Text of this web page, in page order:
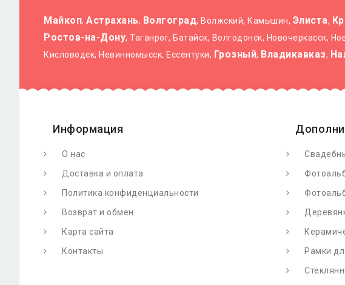
Майкоп, Астрахань, Волгоград, Волжский, Камышин, Элиста,
Ростов-на-Дону, Таганрог, Батайск, Волгодонск, Новочеркасск,
Кисловодск, Невинномысск, Ессентуки, Грозный, Владикавказ,
Информация
О нас
Доставка и оплата
Политика конфиденциальности
Возврат и обмен
Карта сайта
Контакты
Рамки